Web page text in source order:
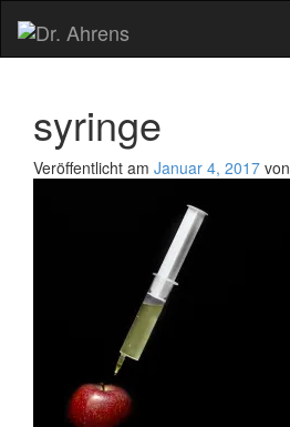
syringe
Veröffentlicht am Januar 4, 2017 von